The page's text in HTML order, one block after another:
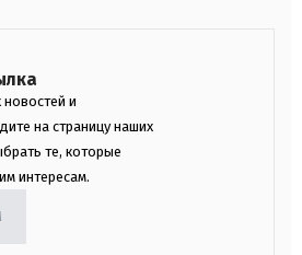
новостей и
на страницу наших
те, которые
интересам.